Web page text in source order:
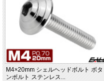
M4×20mm シェルヘッドボルト ボタ
ンボルト ステンレス...